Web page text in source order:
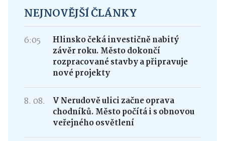
NEJNOVĚJŠÍ ČLÁNKY
6:05
Hlinsko čeká investičně nabitý
závěr roku. Město dokončí
rozpracované stavby a připravuje
nové projekty
8. 08.
V Nerudově ulici začne oprava
chodníků. Město počítá i s obnovou
veřejného osvětlení